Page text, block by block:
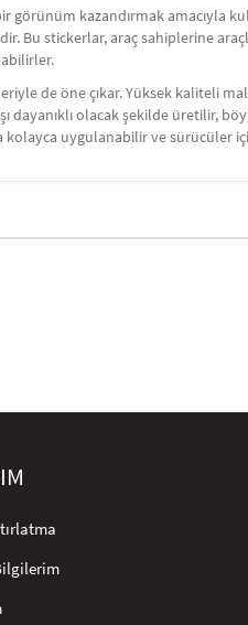
kazandırmak amacıyla
Bu stickerlar, araç sahiplerine
de öne çıkar. Yüksek kaliteli
dayanıklı olacak şekilde üretilir,
uygulanabilir ve sürücüler